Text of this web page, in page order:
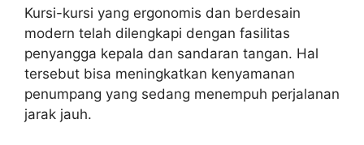
Kursi-kursi yang ergonomis dan berdesain
modern telah dilengkapi dengan fasilitas
penyangga kepala dan sandaran tangan. Hal
tersebut bisa meningkatkan kenyamanan
penumpang yang sedang menempuh perjalanan
jarak jauh.